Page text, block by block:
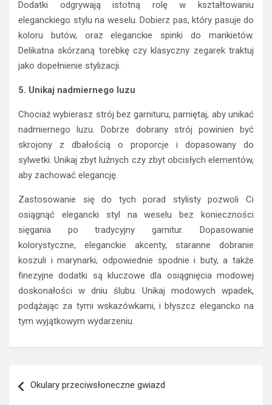
Dodatki odgrywają istotną rolę w kształtowaniu
eleganckiego stylu na weselu. Dobierz pas, który pasuje do
koloru butów, oraz eleganckie spinki do mankietów.
Delikatna skórzaną torebkę czy klasyczny zegarek traktuj
jako dopełnienie stylizacji.
5. Unikaj nadmiernego luzu
Chociaż wybierasz strój bez garnituru, pamiętaj, aby unikać
nadmiernego luzu. Dobrze dobrany strój powinien być
skrojony z dbałością o proporcje i dopasowany do
sylwetki. Unikaj zbyt luźnych czy zbyt obcisłych elementów,
aby zachować elegancję.
Zastosowanie się do tych porad stylisty pozwoli Ci
osiągnąć elegancki styl na weselu bez konieczności
sięgania po tradycyjny garnitur. Dopasowanie
kolorystyczne, eleganckie akcenty, staranne dobranie
koszuli i marynarki, odpowiednie spodnie i buty, a także
finezyjne dodatki są kluczowe dla osiągnięcia modowej
doskonałości w dniu ślubu. Unikaj modowych wpadek,
podążając za tymi wskazówkami, i błyszcz elegancko na
tym wyjątkowym wydarzeniu.
wpisuOkulary przeciwsłoneczne gwiazd